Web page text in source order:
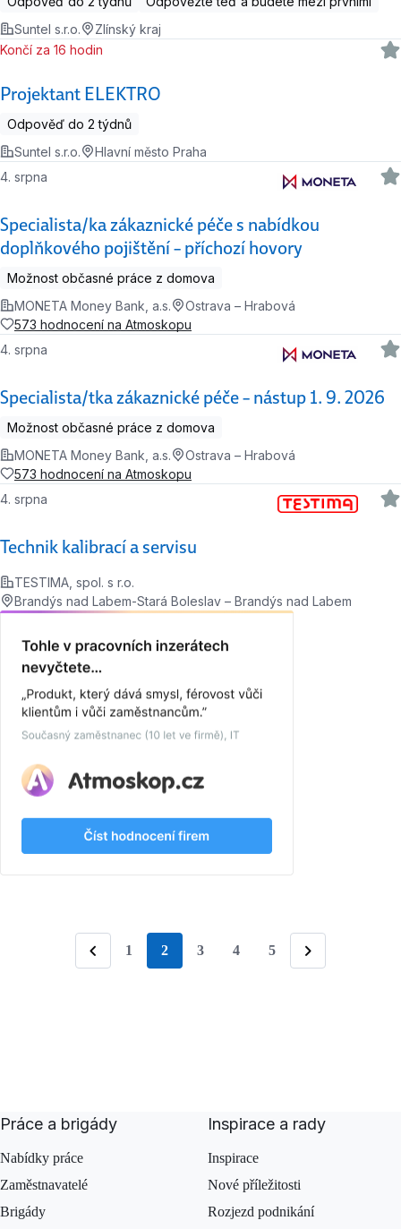
Suntel s.r.o.
Zlínský kraj
Projektant ELEKTRO
Končí za 16 hodin
Odpověď do 2 týdnů
Suntel s.r.o.
Hlavní město Praha
Specialista/ka zákaznické péče s nabídkou
doplňkového pojištění – příchozí hovory
4. srpna
Možnost občasné práce z domova
MONETA Money Bank, a.s.
Ostrava – Hrabová
573 hodnocení na Atmoskopu
Specialista/tka zákaznické péče – nástup 1. 9. 2026
4. srpna
Možnost občasné práce z domova
MONETA Money Bank, a.s.
Ostrava – Hrabová
573 hodnocení na Atmoskopu
Technik kalibrací a servisu
4. srpna
TESTIMA, spol. s r.o.
Brandýs nad Labem-Stará Boleslav – Brandýs nad Labem
Předchozí
1 stránka
2 3 4 5
Následující
Práce a brigády
Nabídky práce
Zaměstnavatelé
Brigády
Inspirace a rady
Inspirace
Nové příležitosti
Rozjezd podnikání